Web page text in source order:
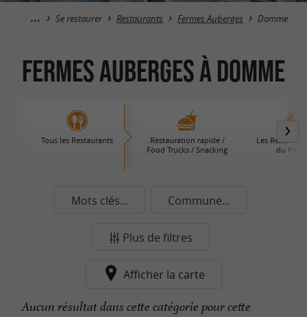
Se restaurer Restaurants Fermes Auberges Domme
Fermes Auberges à Domme
Tous les Restaurants
Restauration rapide /
Food Trucks / Snacking
Les
du
Mots clés... Commune...
Plus de filtres
Afficher la carte
Aucun résultat dans cette catégorie pour cette